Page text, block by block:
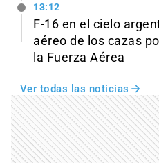
13:12
F-16 en el cielo
aéreo de los cazas
la Fuerza Aérea
Ver todas las noticias